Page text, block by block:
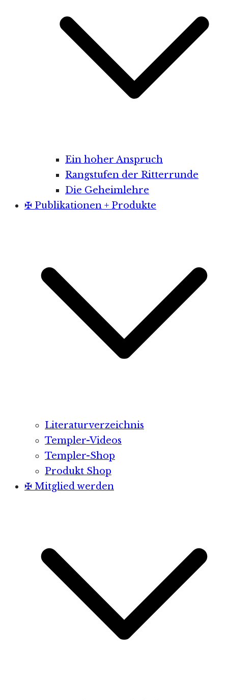
Ein hoher Anspruch
Rangstufen der Ritterrunde
Die Geheimlehre
✠ Publikationen + Produkte
Literaturverzeichnis
Templer-Videos
Templer-Shop
Produkt Shop
✠ Mitglied werden